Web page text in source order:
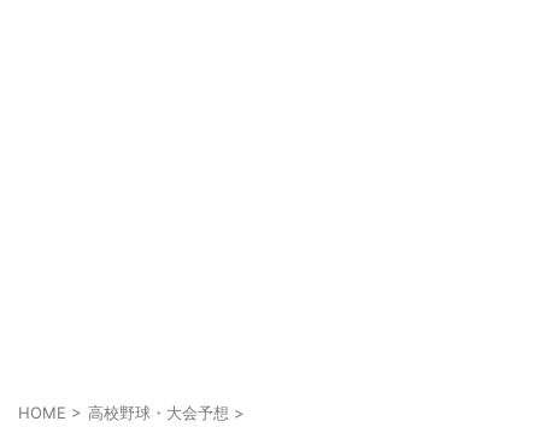
HOME > 高校野球・大会予想 >